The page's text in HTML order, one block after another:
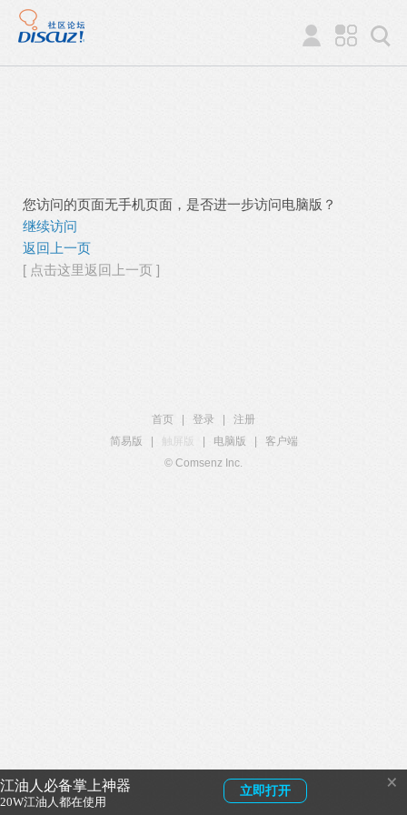
江油人必备掌上神器
20W江油人都在使用
立即打开 ×
您访问的页面无手机页面，是否进一步访问电脑版？
继续访问
返回上一页
[ 点击这里返回上一页 ]
首页 登录
注册
简易版
触屏版 电脑版
客户端
© Comsenz Inc.